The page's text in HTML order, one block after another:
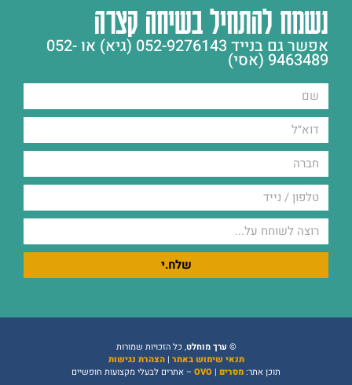
נשמח להתחיל בשיחה קצרה
אפשר גם בנייד 052-9276143 (גיא) או 052-
9463489 (אסי)
שלח.י
© ערך מוחלט, כל הזכויות שמורות
תנאי שימוש באתר |הצהרת נגישות
תוכן אתר:מסרים |
OVO – אתרים לבעלי מקצועות חופשיים